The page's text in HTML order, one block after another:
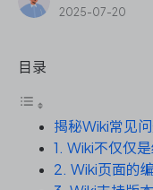
测试管理
研发效能管理
2025-07-20
目录
揭秘Wiki常见
1. Wiki不仅仅
2. Wiki页面的